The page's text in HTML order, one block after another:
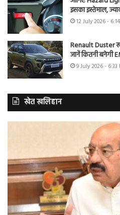
इसका इस्तेमाल,
12 July 2026 -
Renault Duster
जानें कितनी बनेगी
9 July 2026 - 6:33
खेत खलिहान